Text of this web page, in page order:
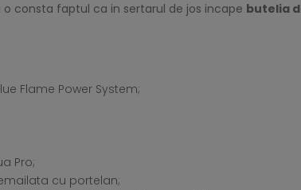
consta faptul ca in sertarul de jos incape butelia
Flame Power System;
Pro;
cu portelan;